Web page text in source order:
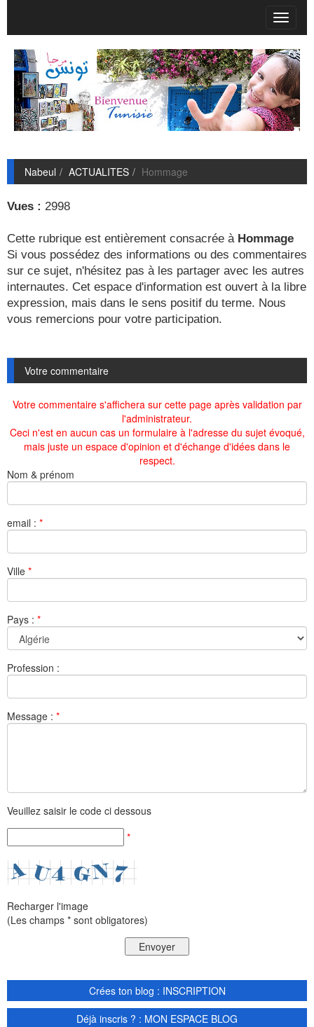
T
o
g
g
l
e
n
a
v
g
t
Nabeul ACTUALITES Hommage
Vues : 2998
Cette rubrique est entièrement consacrée à Hommage
Si vous possédez des informations ou des commentaires
sur ce sujet, n'hésitez pas à les partager avec les autres
internautes. Cet espace d'information est ouvert à la libre
expression, mais dans le sens positif du terme. Nous
vous remercions pour votre participation.
Votre commentaire
Votre commentaire s'affichera sur cette page après validation par
l'administrateur.
Ceci n'est en aucun cas un formulaire à l'adresse du sujet évoqué,
mais juste un espace d'opinion et d'échange d'idées dans le
respect.
Nom & prénom
email : *
Ville *
Pays : *
Profession :
Message : *
Veuillez saisir le code ci dessous
*
Recharger l'image
(Les champs * sont obligatores)
Crées ton blog : INSCRIPTION
Déjà inscris ? : MON ESPACE BLOG